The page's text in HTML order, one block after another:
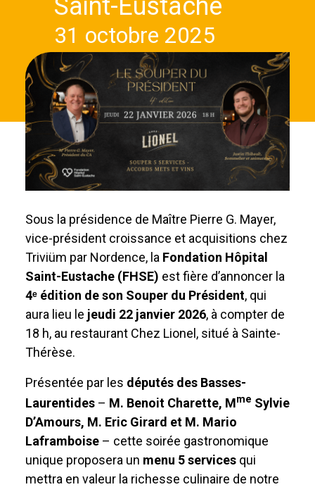
Saint-Eustache
31 octobre 2025
Sous la présidence de Maître Pierre G. Mayer,
vice-président croissance et acquisitions chez
Triviüm par Nordence, la Fondation Hôpital
Saint-Eustache (FHSE) est fière d’annoncer la
4ᵉ édition de son Souper du Président, qui
aura lieu le jeudi 22 janvier 2026, à compter de
18 h, au restaurant Chez Lionel, situé à Sainte-
Thérèse.
Présentée par les députés des Basses-
Laurentides – M. Benoit Charette, Mme Sylvie
D’Amours, M. Eric Girard et M. Mario
Laframboise – cette soirée gastronomique
unique proposera un menu 5services qui
mettra en valeur la richesse culinaire de notre